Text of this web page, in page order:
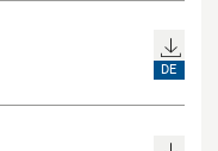
DE